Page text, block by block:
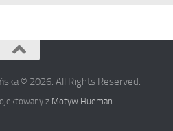
© 2026. All Rights Reserved.
z Motyw Hueman